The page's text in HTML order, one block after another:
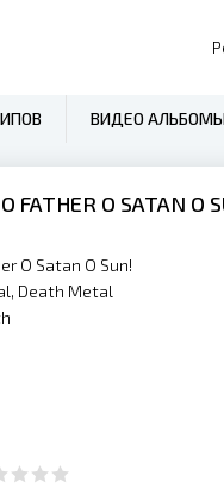
FATHER O SATAN O
O Satan O Sun!
Death Metal
ВИДЕО